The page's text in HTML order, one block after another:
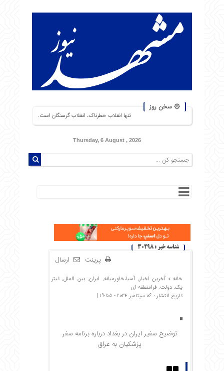
۞ سخن روز
تنها انقلاب خطرناک، انقلاب گرسنگان است. من از شورشهایی که دلیل آن
Thursday, 6 August , 2026
شناسه خبر : 30298
ارسال پرینت
خانه » آخرین اخبار,آسیا،خاورمیانه, ایران,بین الملل, تیتر
یک, دولت, فرامنطقه ای
تاریخ انتشار : 06 سپتامبر 2024 - 19:55 |
توضیح سفیر ایران در بغداد درباره برنامه سفر
پزشکیان به عراق